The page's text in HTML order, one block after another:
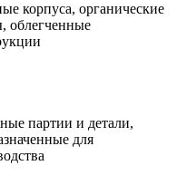
корпуса, органические
облегченные
партии и детали,
для